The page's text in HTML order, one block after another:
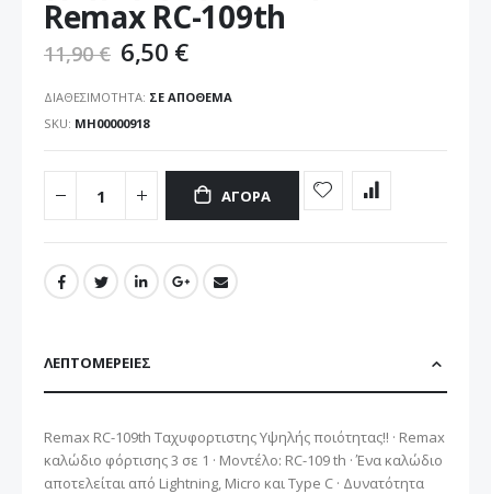
συλλογής
εικόνων
Remax RC-109th
11,90 € 6,50 €
ΔΙΑΘΕΣΙΜΌΤΗΤΑ: ΣΕ ΑΠΌΘΕΜΑ
SKU ΜΗ00000918
ΑΓΟΡΆ
ΛΕΠΤΟΜΈΡΕΙΕΣ
Remax RC-109th Ταχυφορτιστης Υψηλής ποιότητας!! · Remax
καλώδιο φόρτισης 3 σε 1 · Μοντέλο: RC-109 th · Ένα καλώδιο
αποτελείται από Lightning, Micro και Type C · Δυνατότητα